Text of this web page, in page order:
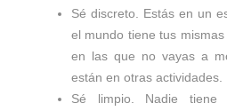
Sé discreto. Estás en un
el mundo tiene tus
en las que no vayas a
están en otras actividades.
Sé limpio. Nadie